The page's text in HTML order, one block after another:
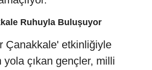
Ruhuyla Buluşuyor
Çanakkale' etkinliğiyle
çıkan gençler, milli